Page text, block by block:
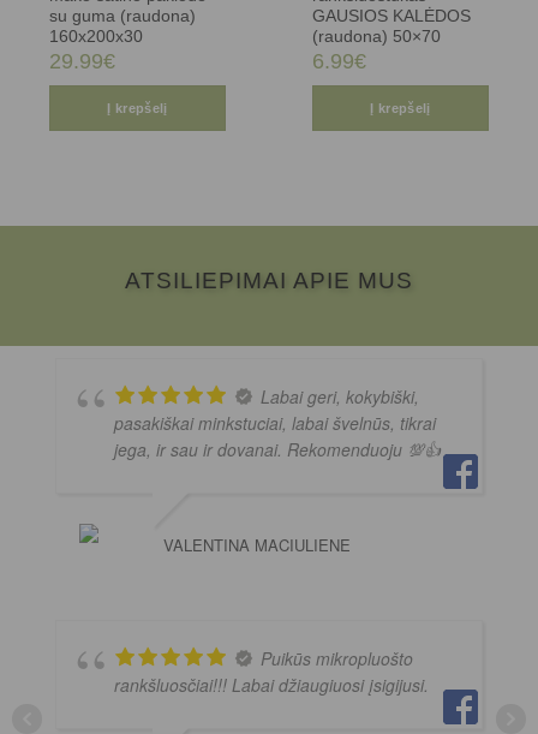
su guma (raudona)
160x200x30
29.99€
Į krepšelį
GAUSIOS KALĖDOS
(raudona) 50×70
6.99€
Į krepšelį
ATSILIEPIMAI APIE MUS
Labai geri, kokybiški,
pasakiškai minkstuciai, labai švelnūs, tikrai
jega, ir sau ir dovanai. Rekomenduoju 💯👍
VALENTINA MACIULIENE
Puikūs mikropluošto
rankšluosčiai!!! Labai džiaugiuosi įsigijusi.